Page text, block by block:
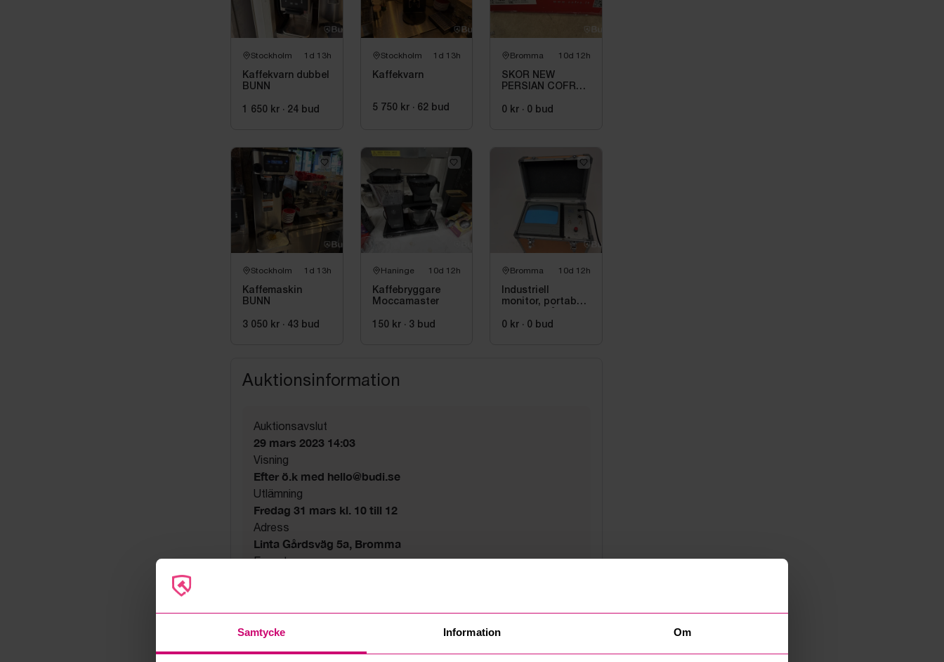
Samtycke Information Om
Stockholm 1d 13h
Kaffekvarn dubbel
BUNN
1 650 kr · 24 bud
Stockholm 1d 13h
Kaffekvarn
5 750 kr · 62 bud
Bromma 10d 12h
SKOR NEW
PERSIAN COFRA.
0 kr · 0 bud
Stockholm 1d 13h
Kaffemaskin
BUNN
3 050 kr · 43 bud
Haninge 10d 12h
Kaffebryggare
Moccamaster
150 kr · 3 bud
Bromma 10d 12h
Industriell
monitor, portabelt
0 kr · 0 bud
Auktionsinformation
Auktionsavslut
29 mars 2023 14:03
Visning
Efter ö.k med hello@budi.se
Utlämning
Fredag 31 mars kl. 10 till 12
Adress
Linta Gårdsväg 5a, Bromma
Export
Utsatta hålltider gäller.
Säljare